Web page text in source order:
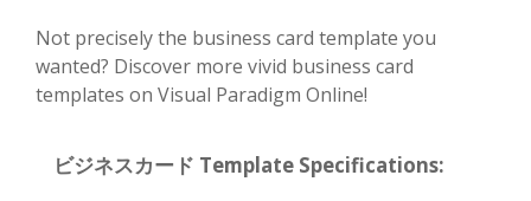
Not precisely the business card template you
wanted? Discover more vivid business card
templates on Visual Paradigm Online!
ビジネスカード Template Specifications: